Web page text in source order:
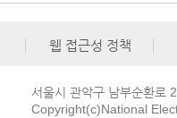
웹 접근성 정책
서울시 관악구 남부순환로
Copyright(c)National